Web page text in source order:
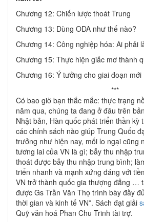
Chương 12: Chiến lược thoát Trung
Chương 13: Dùng ODA như thế nào?
Chương 14: Công nghiệp hóa: Ai phải
Chương 15: Thực hiện giấc mơ thành
Chương 16: Ý tưởng cho giai đoạn mới
***
Có bao giờ bạn thắc mắc: thực trạng
năm qua, chúng ta đang ở đâu trên
Nhật bản, Hàn quốc phát triển thần kỳ
các chính sách nào giúp Trung Quốc
trưởng như hiện nay, mối lo ngại cũng
tương lai của VN là gì; bẫy thu nhập
thoát được bẫy thu nhập trung bình;
triển nhanh và mạnh xứng đáng với
VN trở thành quốc gia thượng đẳng …
được Gs Trần Văn Thọ trình bày đầy
thời gian và kinh tế VN”. Sách đạt giải
Quỹ văn hoá Phan Chu Trinh tài trợ.